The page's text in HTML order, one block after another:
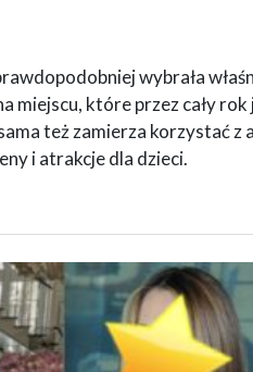
wybrała
miejscu, które przez cały
też zamierza korzystać z
i atrakcje dla dzieci.